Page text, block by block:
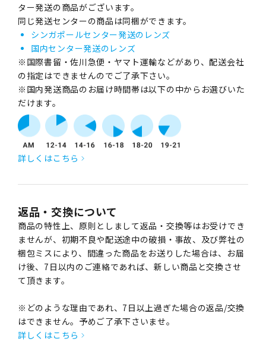
ター発送の商品がございます。
同じ発送センターの商品は同梱ができます。
シンガポールセンター発送のレンズ
国内センター発送のレンズ
※国際書留・佐川急便・ヤマト運輸などがあり、配送会社
の指定はできませんのでご了承下さい。
※国内発送商品のお届け時間帯は以下の中からお選びいた
だけます。
詳しくはこちら
返品・交換について
商品の特性上、原則としまして返品・交換等はお受けでき
ませんが、初期不良や配送途中の破損・事故、及び弊社の
梱包ミスにより、間違った商品をお送りした場合は、お届
け後、7日以内のご連絡であれば、新しい商品と交換させ
て頂きます。
※どのような理由であれ、7日以上過ぎた場合の返品/交換
はできません。予めご了承下さいませ。
詳しくはこちら